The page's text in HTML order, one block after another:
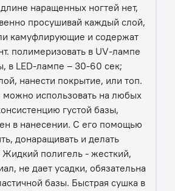
наращенных ногтей нет,
просушивай каждый слой,
камуфлирующие и содержат
полимеризовать в UV-лампе
в LED-лампе – 30-60 сек;
нанести покрытие, или топ.
использовать на любых
густой базы,
в нанесении. С его помощью
донаращивать и делать
Жидкий полигель - жесткий,
не дает усадки, обязательна
базы. Быстрая сушка в